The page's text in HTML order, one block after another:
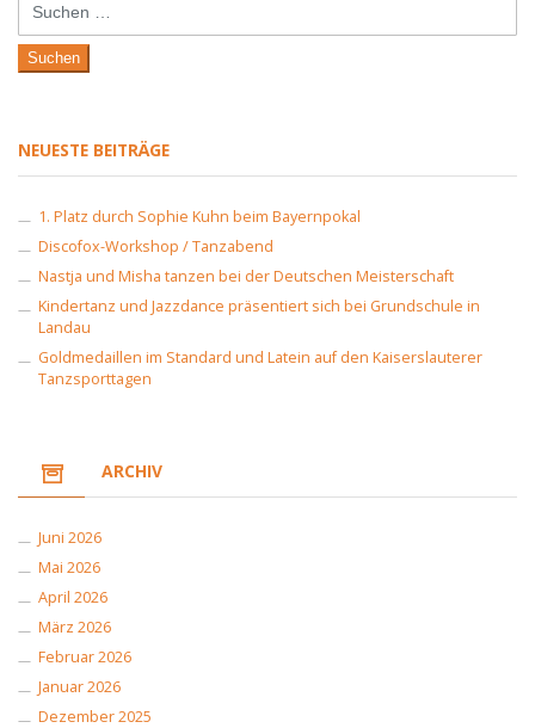
nach:
NEUESTE BEITRÄGE
1. Platz durch Sophie Kuhn beim Bayernpokal
Discofox-Workshop / Tanzabend
Nastja und Misha tanzen bei der Deutschen Meisterschaft
Kindertanz und Jazzdance präsentiert sich bei Grundschule in
Landau
Goldmedaillen im Standard und Latein auf den Kaiserslauterer
Tanzsporttagen
ARCHIV
Juni 2026
Mai 2026
April 2026
März 2026
Februar 2026
Januar 2026
Dezember 2025